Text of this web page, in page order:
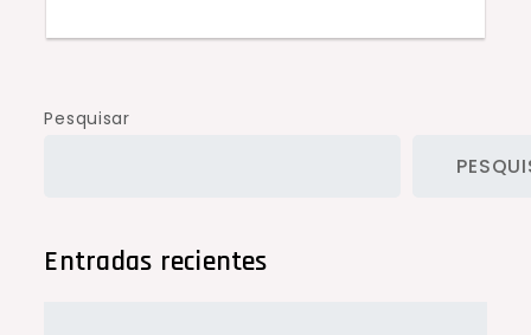
Pesquisar
Entradas recientes